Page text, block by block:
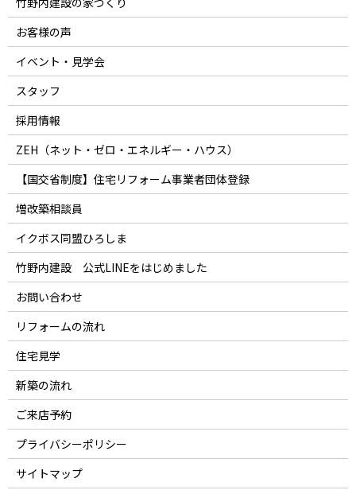
お客様の声
イベント・見学会
スタッフ
採用情報
ZEH（ネット・ゼロ・エネルギー・ハウス）
【国交省制度】住宅リフォーム事業者団体登録
増改築相談員
イクボス同盟ひろしま
竹野内建設 公式LINEをはじめました
お問い合わせ
リフォームの流れ
住宅見学
新築の流れ
ご来店予約
プライバシーポリシー
サイトマップ